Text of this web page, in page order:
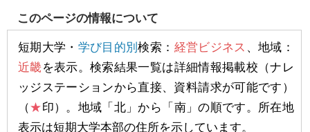
このページの情報について
短期大学・ 学び目的別検索： 経営ビジネス 、地域：
近畿を表示。検索結果一覧は詳細情報掲載校（ナレ
ッジステーションから直接、資料請求が可能です）
（★印）。地域「北」から「南」の順です。所在地
表示は短期大学本部の住所を示しています。